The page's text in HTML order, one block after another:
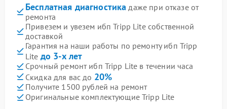
Бесплатная диагностика даже при отказе от
ремонта
Привезем и увезем ибп Tripp Lite собственной
доставкой
Гарантия на наши работы по ремонту ибп Tripp
Lite до 3-х лет
Срочный ремонт ибп Tripp Lite в течении часа
Скидка для вас до 20%
Получите 1500 рублей на ремонт
Оригинальные комплектующие Tripp Lite